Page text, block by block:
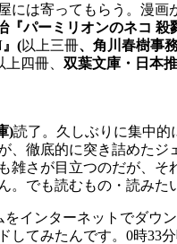
には寄ってもらう。漫
『パーミリオンのネコ 殺
(以上三冊、角川春樹事
上四冊、 双葉文庫・日本
)読了。久しぶりに集中的
、徹底的に突き詰めた
雑さが目立つのだが、
でも読むもの・読みた
インターネットでダウ
してみたんです。0時33